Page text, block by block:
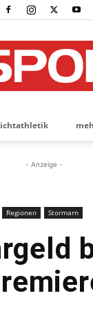
- Anzeige -
Regionen Stormarn